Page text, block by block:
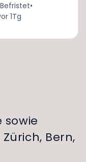
Befristet•
1Tg
sowie
Bern,